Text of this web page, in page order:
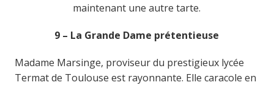
maintenant une autre tarte.
9 – La Grande Dame prétentieuse
Madame Marsinge, proviseur du prestigieux lycée
Termat de Toulouse est rayonnante. Elle caracole en